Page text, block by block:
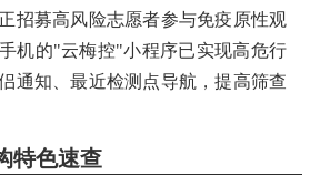
招募高风险志愿者参与免疫原性观
机的"云梅控"小程序已实现高危行
通知、最近检测点导航，提高筛查
特色速查